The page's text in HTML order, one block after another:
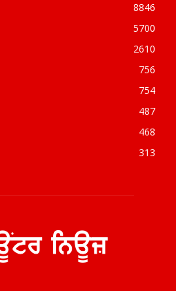
8846
5700
2610
756
754
487
468
313